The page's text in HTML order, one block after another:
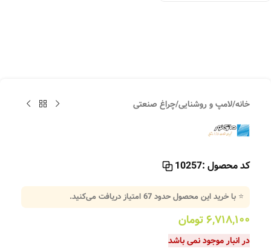
خانه/لامپ و روشنایی/چراغ صنعتی
کد محصول :10257
⭐ با خرید این محصول حدود67امتیاز دریافت می‌کنید.
۶,۷۱۸,۱۰۰تومان
در انبار موجود نمی باشد